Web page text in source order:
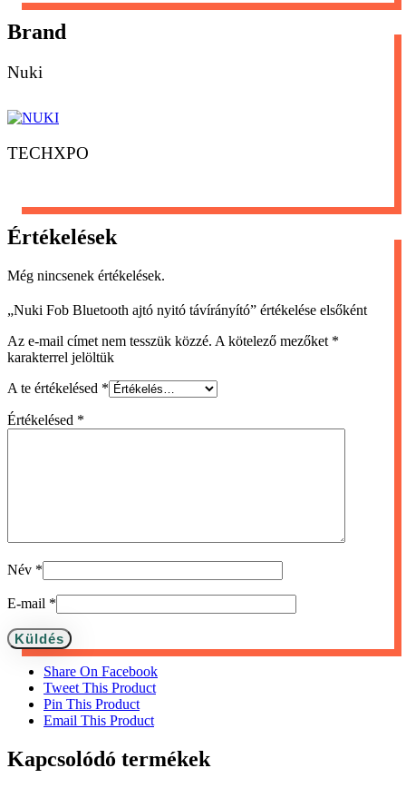
Brand
Nuki
TECHXPO
Értékelések
Még nincsenek értékelések.
„Nuki Fob Bluetooth ajtó nyitó távírányító” értékelése elsőként
Az e-mail címet nem tesszük közzé. A kötelező mezőket *
karakterrel jelöltük
A te értékelésed *
Értékelésed *
Név *
E-mail *
Share On Facebook
Tweet This Product
Pin This Product
Email This Product
Kapcsolódó termékek